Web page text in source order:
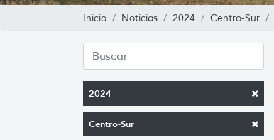
Inicio Noticias 2024 Centro-Sur
2024
Centro-Sur